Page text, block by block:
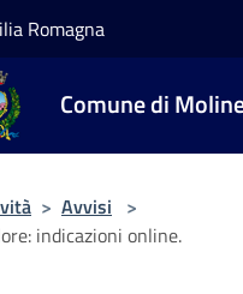
Romagna
Comune di
> Avvisi >
indicazioni online.